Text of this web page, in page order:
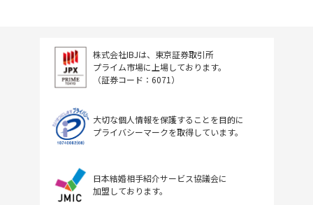
株式会社IBJは、東京証券取引所
プライム市場に上場しております。
（証券コード：6071）
大切な個人情報を保護することを目的に
プライバシーマークを取得しています。
日本結婚相手紹介サービス協議会に
加盟しております。